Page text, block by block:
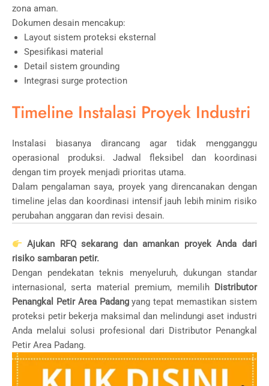
zona aman.
Dokumen desain mencakup:
Layout sistem proteksi eksternal
Spesifikasi material
Detail sistem grounding
Integrasi surge protection
Timeline Instalasi Proyek Industri
Instalasi biasanya dirancang agar tidak mengganggu
operasional produksi. Jadwal fleksibel dan koordinasi
dengan tim proyek menjadi prioritas utama.
Dalam pengalaman saya, proyek yang direncanakan dengan
timeline jelas dan koordinasi intensif jauh lebih minim risiko
perubahan anggaran dan revisi desain.
Ajukan RFQ sekarang dan amankan proyek Anda dari
risiko sambaran petir.
Dengan pendekatan teknis menyeluruh, dukungan standar
internasional, serta material premium, memilih Distributor
Penangkal Petir Area Padangyang tepat memastikan sistem
proteksi petir bekerja maksimal dan melindungi aset industri
Anda melalui solusi profesional dari Distributor Penangkal
Petir Area Padang.